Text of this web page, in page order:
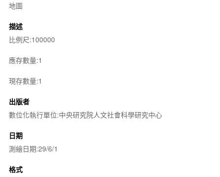
地圖
描述
比例尺:100000
應存數量:1
現存數量:1
出版者
數位化執行單位:中央研究院人文社會科學研究中心
日期
測繪日期:29/6/1
格式